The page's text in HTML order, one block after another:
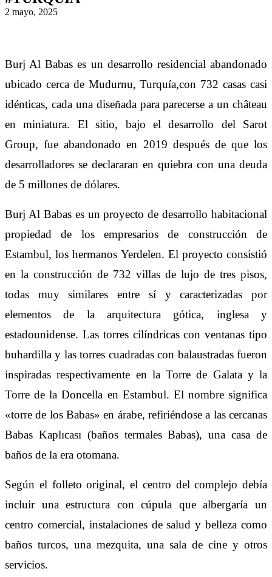
2 mayo, 2025
Burj Al Babas es un desarrollo residencial abandonado
ubicado cerca de Mudurnu, Turquía,con 732 casas casi
idénticas, cada una diseñada para parecerse a un château
en miniatura. El sitio, bajo el desarrollo del Sarot
Group, fue abandonado en 2019 después de que los
desarrolladores se declararan en quiebra con una deuda
de 5 millones de dólares.
Burj Al Babas es un proyecto de desarrollo habitacional
propiedad de los empresarios de construcción de
Estambul, los hermanos Yerdelen.​ El proyecto consistió
en la construcción de 732 villas de lujo de tres pisos,
todas muy similares entre sí y caracterizadas por
elementos de la arquitectura gótica, inglesa y
estadounidense. Las torres cilíndricas con ventanas tipo
buhardilla y las torres cuadradas con balaustradas fueron
inspiradas respectivamente en la Torre de Galata y la
Torre de la Doncella en Estambul. El nombre significa
«torre de los Babas» en árabe, refiriéndose a las cercanas
Babas Kaplıcası (baños termales Babas), una casa de
baños de la era otomana.
Según el folleto original, el centro del complejo debía
incluir una estructura con cúpula que albergaría un
centro comercial, instalaciones de salud y belleza como
baños turcos, una mezquita, una sala de cine y otros
servicios.